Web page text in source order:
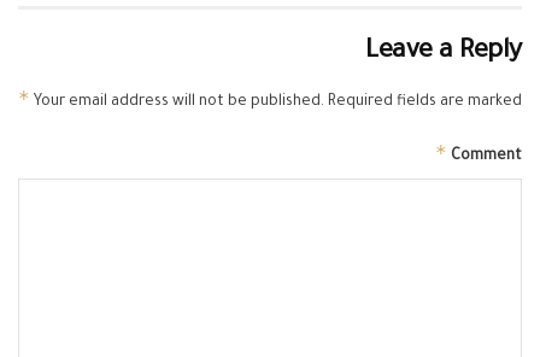
Leave a Reply
Your email address will not be published. Required fields are marked
*
Comment
*